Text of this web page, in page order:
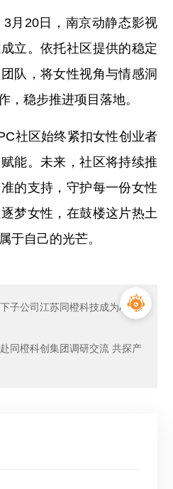
月20日，南京动静态影视
立。依托社区提供的稳定
队，将女性视角与情感洞
，稳步推进项目落地。
社区始终紧扣女性创业者
能。未来，社区将持续推
的支持，守护每一份女性
梦女性，在鼓楼这片热土
于自己的光芒。
子公司江苏同橙科技成为AMD
同橙科创集团调研交流 共探产